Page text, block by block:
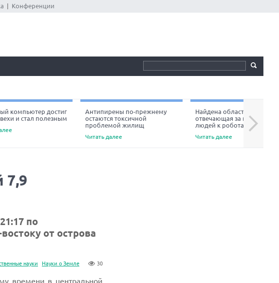
Конференции
компьютер достиг
и стал полезным
Антипирены по-прежнему
остаются токсичной
проблемой жилищ
Читать далее
Найдена область мозга,
отвечающая за неприязнь
людей к роботам
Читать далее
Next
7,9
по
от острова
науки Науки о Земле 30
времени в центральной